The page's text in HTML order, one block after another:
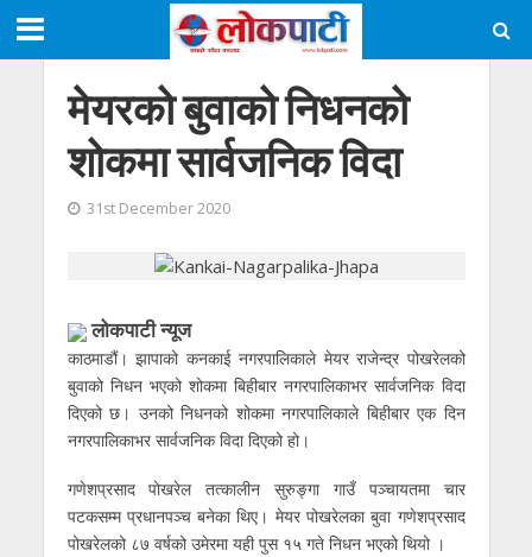
मेयरको बुवाको निधनको
शोकमा सार्वजनिक विदा
31st December 2020
लोकपाटी न्यूज
काठमाडौं। झापाको कनकाई नगरपालिकाले मेयर राजेन्द्र पोखरेलको
बुवाको निधन भएको शोकमा बिहीबार नगरपालिकाभर सार्वजनिक विदा
दिएको छ। उनको निधनको शोकमा नगरपालिकाले बिहीबार एक दिन
नगरपालिकाभर सार्वजनिक विदा दिएको हो।
गणेशप्रसाद पोखरेल तत्कालीन सुरुङ्गा गाउँ पञ्चायतमा चार
पटकसम्म प्रधानपञ्च बनेका थिए। मेयर पोखरेलका बुवा गणेशप्रसाद
पोखरेलको ८७ वर्षको उमेरमा यही पुस १५ गते निधन भएको थियो ।